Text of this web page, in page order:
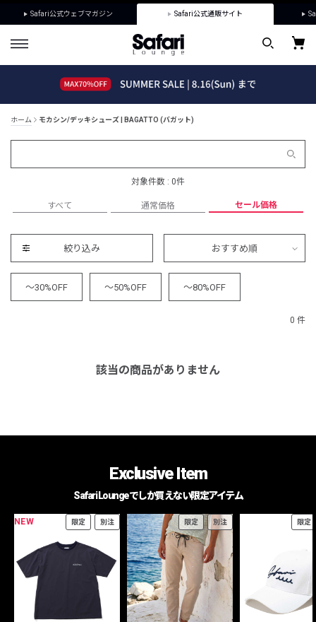
Safari公式ウェブマガジン Safari公式通販サイト
ホーム モカシン/デッキシューズ | BAGATTO (バガット)
対象件数 : 0件
すべて 通常価格 セール価格
絞り込み おすすめ順
～30%OFF ～50%OFF ～80%OFF
0 件
該当の商品がありません
Exclusive Item
Safari Loungeでしか買えない限定アイテム
NEW 限定 別注 限定 別注 限定